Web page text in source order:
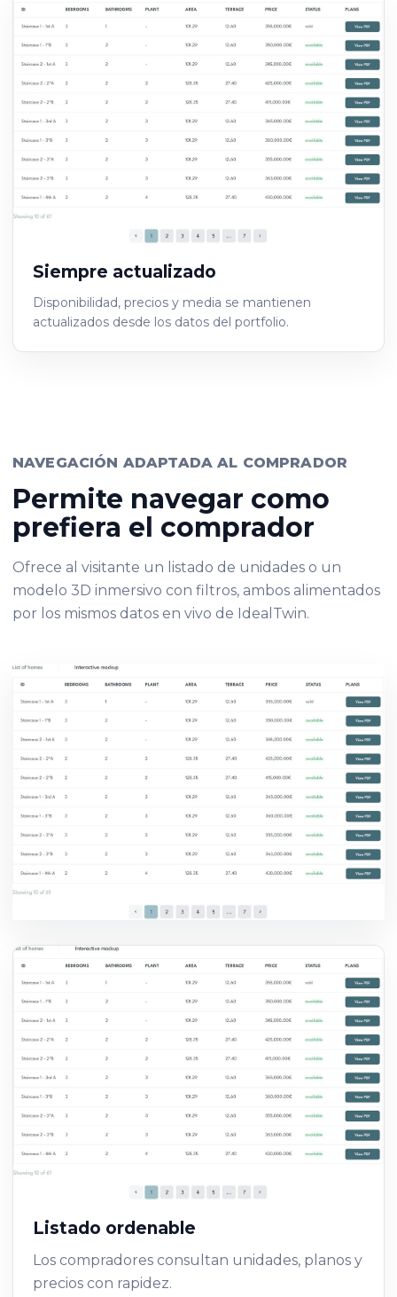
Siempre actualizado
Disponibilidad, precios y media se mantienen
actualizados desde los datos del portfolio.
NAVEGACIÓN ADAPTADA AL COMPRADOR
Permite navegar como
prefiera el comprador
Ofrece al visitante un listado de unidades o un
modelo 3D inmersivo con filtros, ambos alimentados
por los mismos datos en vivo de IdealTwin.
Listado ordenable
Los compradores consultan unidades, planos y
precios con rapidez.